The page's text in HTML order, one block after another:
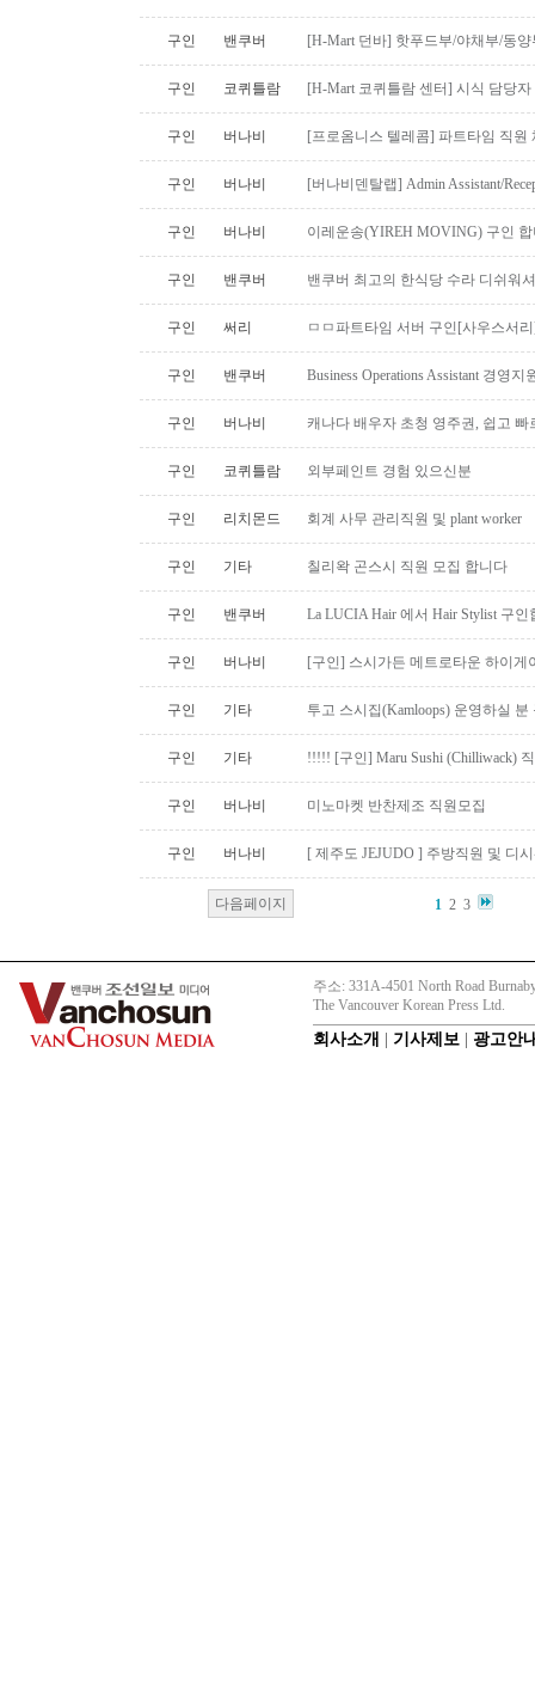
구인 밴쿠버 [H-Mart 던바] 핫푸드부/야채부/동
구인 코퀴틀람 [H-Mart 코퀴틀람 센터] 시식 담당
구인 버나비 [프로옴니스 텔레콤] 파트타임 직원
구인 버나비 [버나비덴탈랩] Admin Assistant/
구인 버나비 이레운송(YIREH MOVING) 구인
구인 밴쿠버 밴쿠버 최고의 한식당 수라 디쉬워
구인 써리 ㅁㅁ파트타임 서버 구인[사우스서
구인 밴쿠버 Business Operations Assistant 경영
구인 버나비 캐나다 배우자 초청 영주권, 쉽고 빠
구인 코퀴틀람 외부페인트 경험 있으신분
구인 리치몬드 회계 사무 관리직원 및 plant worker
구인 기타 칠리왁 곤스시 직원 모집 합니다
구인 밴쿠버 La LUCIA Hair 에서 Hair Stylist 구인
구인 버나비 [구인] 스시가든 메트로타운 하이게
구인 기타 투고 스시집(Kamloops) 운영하실
구인 기타 !!!!! [구인] Maru Sushi (Chilliwack)
구인 버나비 미노마켓 반찬제조 직원모집
구인 버나비 [ 제주도 JEJUDO ] 주방직원 및 디
다음페이지 1 2 3
주소: 331A-4501 North Road
The Vancouver Korean Press Ltd.
회사소개 기사제보 광고안